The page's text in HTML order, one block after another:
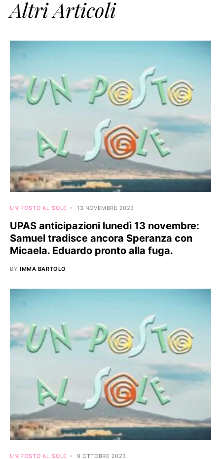
Altri Articoli
UN POSTO AL SOLE 13 NOVEMBRE 2023
UPAS anticipazioni lunedì 13 novembre:
Samuel tradisce ancora Speranza con
Micaela. Eduardo pronto alla fuga.
BY IMMA BARTOLO
UN POSTO AL SOLE 9 OTTOBRE 2023